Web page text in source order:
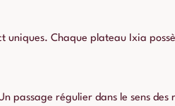
uniques. Chaque plateau Ixia
passage régulier dans le sens